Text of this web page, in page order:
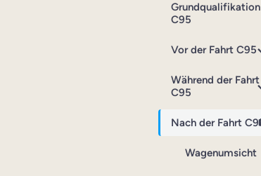
Grundqualifikation
C95
Vor der Fahrt C95
Während der Fahrt
C95
Nach der Fahrt
Wagenumsicht